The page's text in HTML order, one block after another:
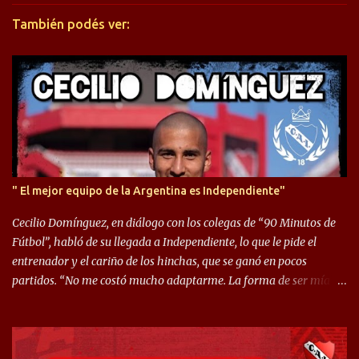
r
i
s
También podés ver:
" El mejor equipo de la Argentina es Independiente"
Cecilio Domínguez, en diálogo con los colegas de “90 Minutos de
Fútbol”, habló de su llegada a Independiente, lo que le pide el
entrenador y el cariño de los hinchas, que se ganó en pocos
partidos. “No me costó mucho adaptarme. La forma de ser mía
llegué a un Independiente que juega muy dinámico y me gusta